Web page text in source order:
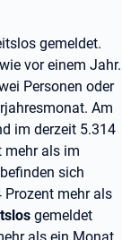
gemeldet.
vor einem Jahr.
Personen oder
Am
im derzeit 5.314
mehr als im
sich
Prozent mehr als
gemeldet
als ein Monat